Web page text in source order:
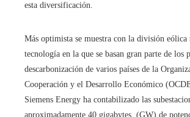
esta diversificación.
Más optimista se muestra con la división eólica
tecnología en la que se basan gran parte de los
descarbonización de varios países de la
Cooperación y el Desarrollo Económico
Siemens Energy ha contabilizado las
aproximadamente 40 gigabytes. (GW) de